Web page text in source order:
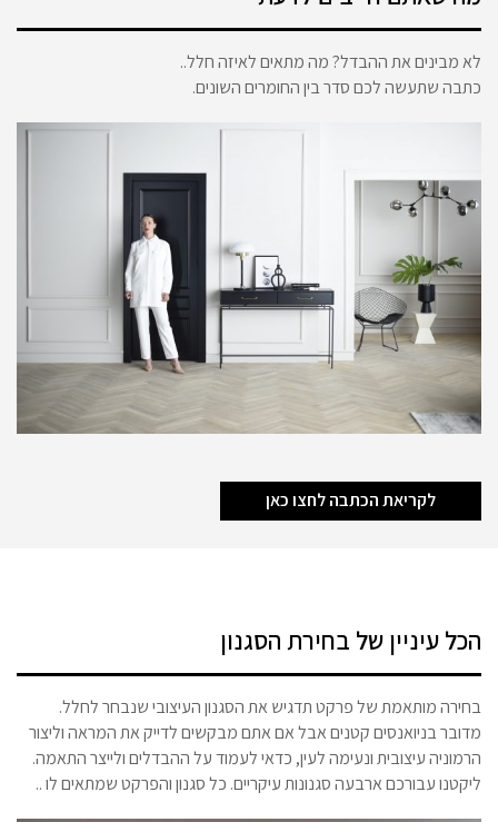
לא מבינים את ההבדל? מה מתאים לאיזה חלל..
כתבה שתעשה לכם סדר בין החומרים השונים.
לקריאת הכתבה לחצו כאן
הכל עיניין של בחירת הסגנון
בחירה מותאמת של פרקט תדגיש את הסגנון העיצובי שנבחר לחלל.
מדובר בניואנסים קטנים אבל אם אתם מבקשים לדייק את המראה וליצור
הרמוניה עיצובית ונעימה לעין, כדאי לעמוד על ההבדלים ולייצר התאמה.
ליקטנו עבורכם ארבעה סגנונות עיקריים. כל סגנון והפרקט שמתאים לו ..